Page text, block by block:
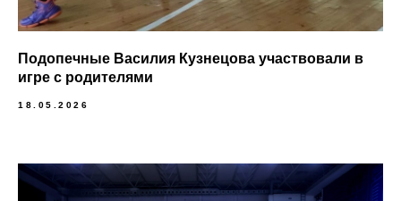
Подопечные Василия Кузнецова участвовали в
игре с родителями
18.05.2026